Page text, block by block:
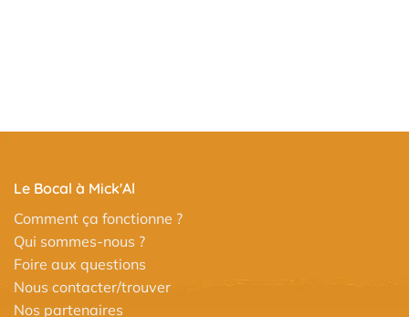
Le Bocal à Mick'Al
Comment ça fonctionne ?
Qui sommes-nous ?
Foire aux questions
Nous contacter/trouver
Nos partenaires